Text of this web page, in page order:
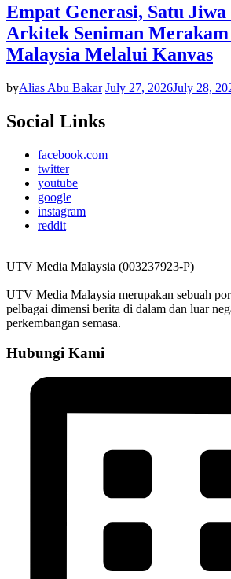
Empat Generasi, Satu Jiwa
Arkitek Seniman Merakam
Malaysia Melalui Kanvas
byAlias Abu Bakar July 27, 2026July 28,
Social Links
facebook.com
twitter
youtube
google
instagram
reddit
UTV Media Malaysia (003237923-P)
UTV Media Malaysia merupakan sebuah
pelbagai dimensi berita di dalam dan luar
perkembangan semasa.
Hubungi Kami